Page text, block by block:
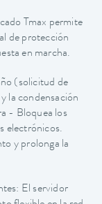
Tmax permite
de protección
en marcha.
(solicitud de
la condensación
- Bloquea los
electrónicos.
y prolonga la
El servidor